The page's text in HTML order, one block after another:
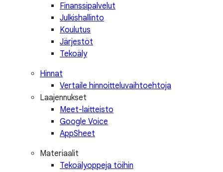
Finanssipalvelut
Julkishallinto
Koulutus
Järjestöt
Tekoäly
Hinnat
Vertaile hinnoitteluvaihtoehtoja
Laajennukset
Meet-laitteisto
Google Voice
AppSheet
Materiaalit
Tekoälyoppeja töihin